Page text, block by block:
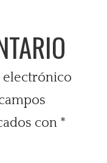
electrónico
con *